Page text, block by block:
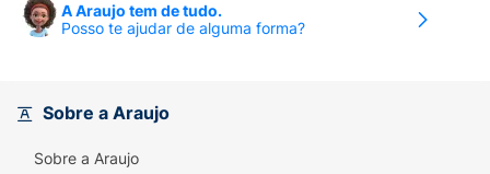
TAC. Com
bloqueiam 100% dos raios UVA e UVB
prejudiciais,
A Araujo tem de tudo.
Posso te ajudar de alguma forma?
Sobre a Araujo
Sobre a Araujo